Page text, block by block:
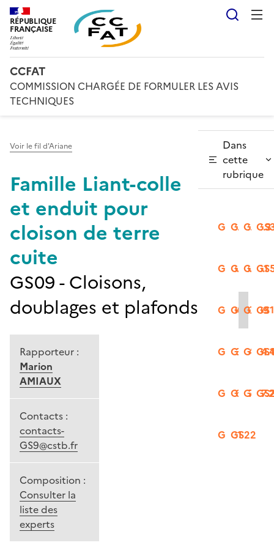
RÉPUBLIQUE
FRANÇAISE
CCFAT
COMMISSION CHARGÉE DE FORMULER LES AVIS
TECHNIQUES
Voir le fil d'Ariane
Famille Liant-colle
et enduit pour
cloison de terre
cuite
GS09 - Cloisons,
doublages et plafonds
Rapporteur :
Marion
AMIAUX
Contacts :
contacts-
GS9@cstb.fr
Composition :
Consulter la
liste des
experts
Dans
cette
rubrique
GS2.1GS2.2GS2.3
GS3.2GS3.3
GS5.1
GS06GS07GS09
GS13GS14.2
GS16GS17.1GS17.2
GS21GS22